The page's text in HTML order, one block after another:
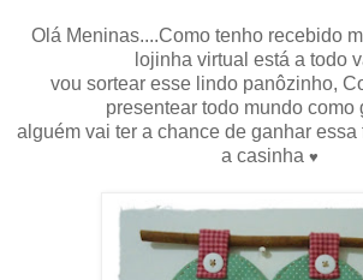
Olá Meninas....Como tenho recebido
lojinha virtual está a todo
vou sortear esse lindo panôzinho,
presentear todo mundo como
alguém vai ter a chance de ganhar essa
a casinha ♥